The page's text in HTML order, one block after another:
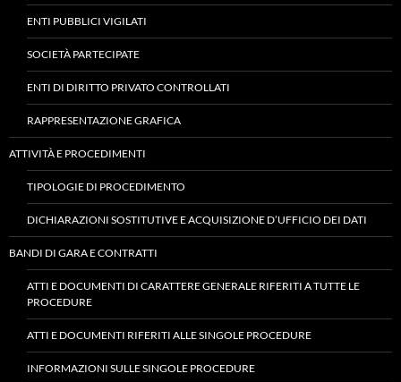
ENTI PUBBLICI VIGILATI
SOCIETÀ PARTECIPATE
ENTI DI DIRITTO PRIVATO CONTROLLATI
RAPPRESENTAZIONE GRAFICA
ATTIVITÀ E PROCEDIMENTI
TIPOLOGIE DI PROCEDIMENTO
DICHIARAZIONI SOSTITUTIVE E ACQUISIZIONE D’UFFICIO DEI DATI
BANDI DI GARA E CONTRATTI
ATTI E DOCUMENTI DI CARATTERE GENERALE RIFERITI A TUTTE LE
PROCEDURE
ATTI E DOCUMENTI RIFERITI ALLE SINGOLE PROCEDURE
INFORMAZIONI SULLE SINGOLE PROCEDURE